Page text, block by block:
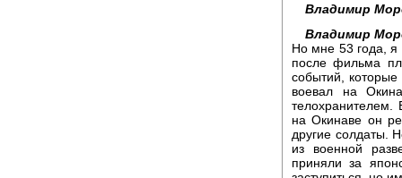
Владимир
Владимир
Но мне 53 года, я
после фильма
событий,
воевал на
телохранителем.
на Окинаве он
другие солдаты.
из военной
приняли за